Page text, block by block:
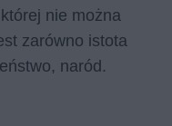
nie można
zarówno istota
naród.